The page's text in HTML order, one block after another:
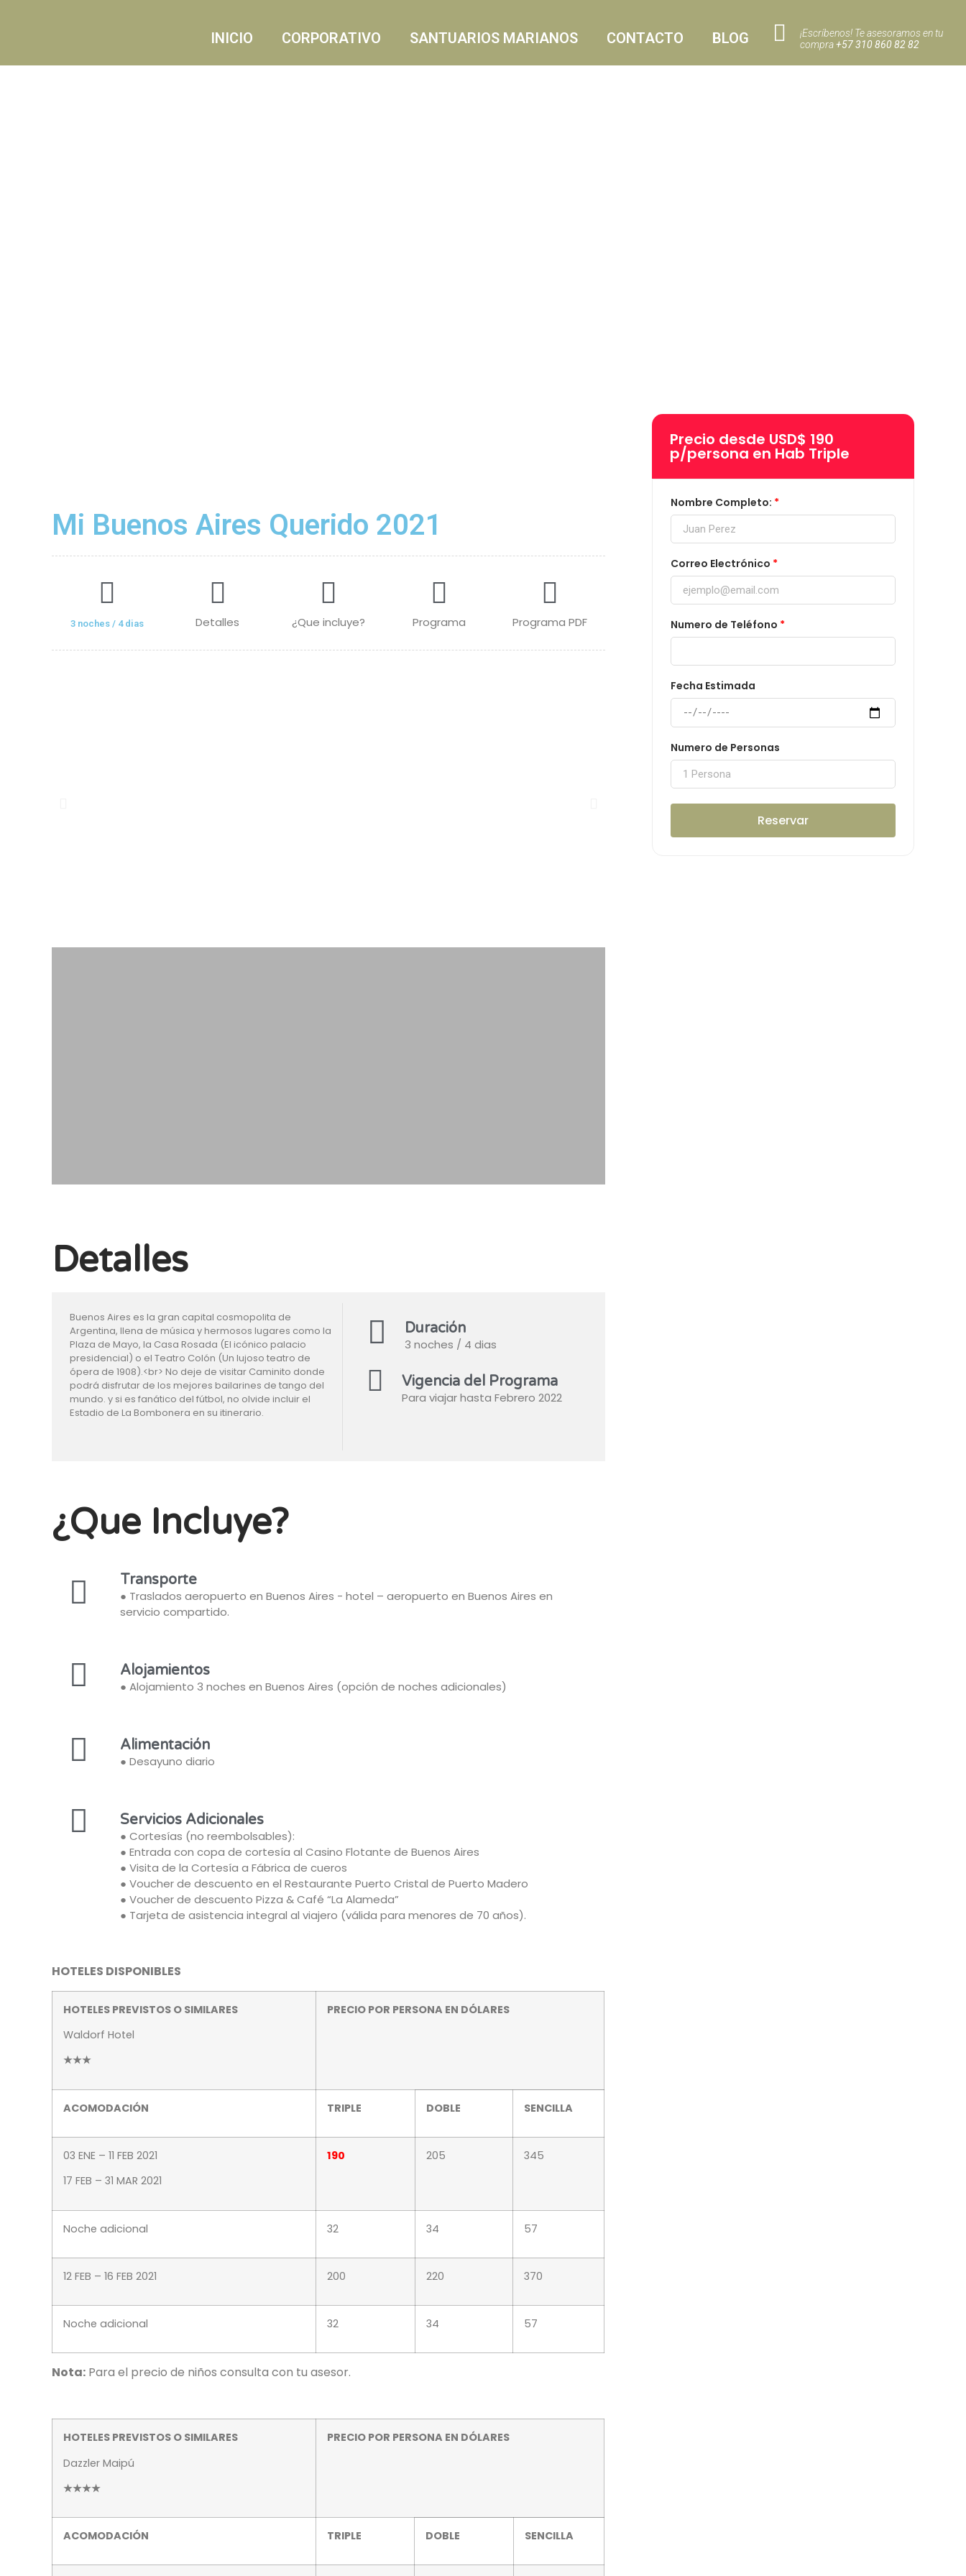
INICIO CORPORATIVO SANTUARIOS MARIANOS CONTACTO BLOG
¡Escríbenos! Te asesoramos en tu
compra+57 310 860 82 82
Mi Buenos Aires Querido 2021
3 noches / 4 dias Detalles ¿Que incluye? Programa Programa PDF
Detalles
Buenos Aires es la gran capital cosmopolita de
Argentina, llena de música y hermosos lugares como la
Plaza de Mayo, la Casa Rosada (El icónico palacio
presidencial) o el Teatro Colón (Un lujoso teatro de
ópera de 1908).<br> No deje de visitar Caminito donde
podrá disfrutar de los mejores bailarines de tango del
mundo. y si es fanático del fútbol, no olvide incluir el
Estadio de La Bombonera en su itinerario.
Duración
3 noches / 4 dias
Vigencia del Programa
Para viajar hasta Febrero 2022
¿Que Incluye?
Transporte
● Traslados aeropuerto en Buenos Aires - hotel – aeropuerto en Buenos Aires en
servicio compartido.
Alojamientos
● Alojamiento 3 noches en Buenos Aires (opción de noches adicionales)
Alimentación
● Desayuno diario
Servicios Adicionales
● Cortesías (no reembolsables):
● Entrada con copa de cortesía al Casino Flotante de Buenos Aires
● Visita de la Cortesía a Fábrica de cueros
● Voucher de descuento en el Restaurante Puerto Cristal de Puerto Madero
● Voucher de descuento Pizza & Café “La Alameda”
● Tarjeta de asistencia integral al viajero (válida para menores de 70 años).
HOTELES DISPONIBLES
HOTELES PREVISTOS O SIMILARES
Waldorf Hotel
★★★
PRECIO POR PERSONA EN DÓLARES
ACOMODACIÓN TRIPLE DOBLE SENCILLA
03 ENE – 11 FEB 2021
17 FEB – 31 MAR 2021
190 205 345
Noche adicional 32 34 57
12 FEB – 16 FEB 2021 200 220 370
Noche adicional 32 34 57
Nota: Para el precio de niños consulta con tu asesor.
HOTELES PREVISTOS O SIMILARES
Dazzler Maipú
★★★★
PRECIO POR PERSONA EN DÓLARES
ACOMODACIÓN TRIPLE DOBLE SENCILLA
Precio desde USD$ 190
p/persona en Hab Triple
Nombre Completo:
Correo Electrónico
Numero de Teléfono
Fecha Estimada
Numero de Personas
Reservar